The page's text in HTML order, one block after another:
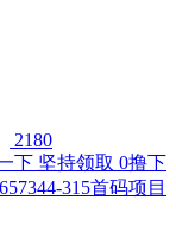
2180